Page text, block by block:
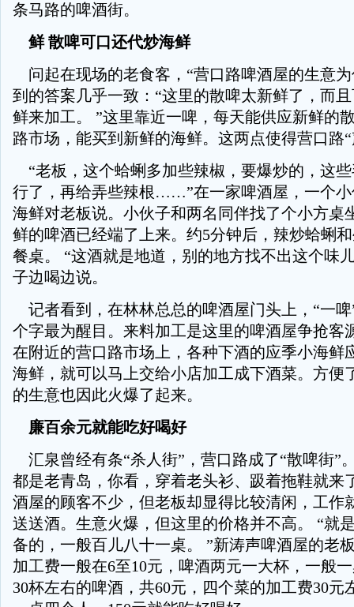
条马路的啤酒街。
鲜 散啤可口还代炒海鲜
问起在现场的老食客，“营口路啤酒屋的生意
到的答案几乎一致：“这里的散啤太新鲜了，而
鲜来加工。 ”这里靠近一啤，每天能供应新鲜的
路市场，能买到新鲜的海鲜。这两点使得营口路
“老板，这个蛤蜊多加些辣椒，要爆炒的，这
行了，再给弄些辣根……”在一家啤酒屋，一个
海鲜对老板说。小伙子和两名同伴找了个小方桌
鲜的啤酒已经端了上来。约5分钟后，辣炒蛤蜊
餐桌。 “这酒就是地道，别的地方找不出这个味
子边喝边说。
记者看到，在林林总总的啤酒屋门头上，“一啤
个字最为醒目。来料加工是这里的啤酒屋争抢客
在附近的营口路市场上，各种下酒的应季小海鲜
海鲜，就可以马上交给小店加工成下酒菜。方便
的生意也因此火爆了起来。
廉百余元就能吃好喝好
汇泉曾经有条“杀人街”，营口路成了“散啤街”
都是老青岛，你看，穿着老头衫、趿着拖鞋就来
酒屋的顾客不少，但老板却显得比较清闲，工作
送送酒。生意火爆，但这里的价格并不高。 “就
备的，一般百儿八十一桌。 ”新涛声啤酒屋的老
加工费一般在6至10元，啤酒两元一大杯，一般
30杯左右的啤酒，共60元，四个菜的加工费30元